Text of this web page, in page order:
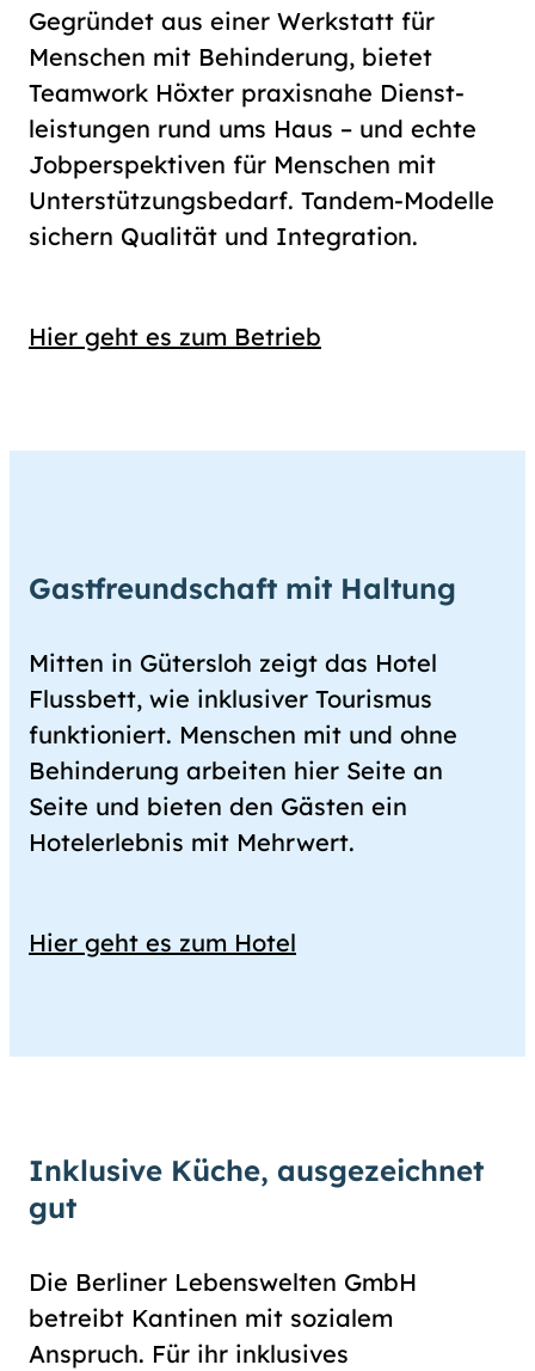
Gegründet aus einer Werkstatt für
Menschen mit Behinderung, bietet
Teamwork Höxter praxis­nahe Dienst­
leistungen rund ums Haus – und echte
Job­per­spektiven für Menschen mit
Unter­stützungs­bedarf. Tandem-Modelle
sichern Qualität und Integration.
Hier geht es zum Betrieb
Gastfreundschaft mit Haltung
Mitten in Gütersloh zeigt das Hotel
Flussbett, wie inklusiver Tourismus
funktioniert. Menschen mit und ohne
Behinderung arbeiten hier Seite an
Seite und bieten den Gästen ein
Hotelerlebnis mit Mehrwert.
Hier geht es zum Hotel
Inklusive Küche, ausgezeichnet
gut
Die Berliner Lebenswelten GmbH
betreibt Kantinen mit sozialem
Anspruch. Für ihr inklusives